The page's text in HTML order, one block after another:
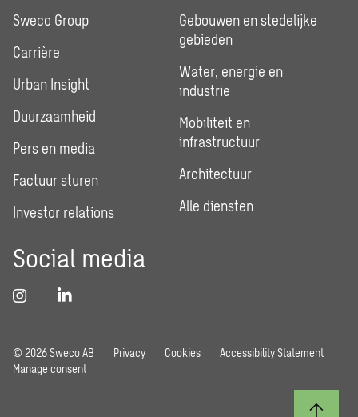
Sweco Group
Carrière
Urban Insight
Duurzaamheid
Pers en media
Factuur sturen
Investor relations
Gebouwen en stedelijke
gebieden
Water, energie en
industrie
Mobiliteit en
infrastructuur
Architectuur
Alle diensten
Social media
© 2026 Sweco AB Privacy Cookies
Accessibility Statement
Manage consent